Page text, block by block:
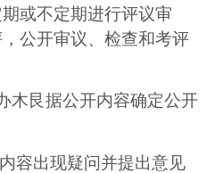
或不定期进行评议审
公开审议、检查和考评
艮据公开内容确定公开
出现疑问并提出意见